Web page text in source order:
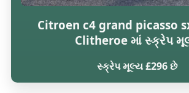
Citroen c4 grand picasso
Clitheroe માં સ્ક્રેપ
સ્ક્રેપ મૂલ્ય £296 છે